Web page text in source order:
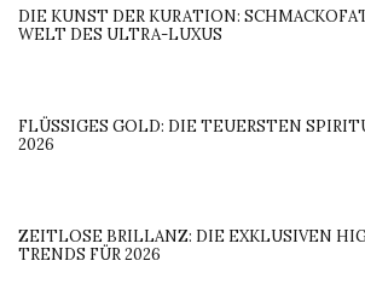
DIE KUNST DER KURATION:
WELT DES ULTRA-LUXUS
FLÜSSIGES GOLD: DIE TEUERSTEN
2026
ZEITLOSE BRILLANZ: DIE EXKLUSIVEN
TRENDS FÜR 2026